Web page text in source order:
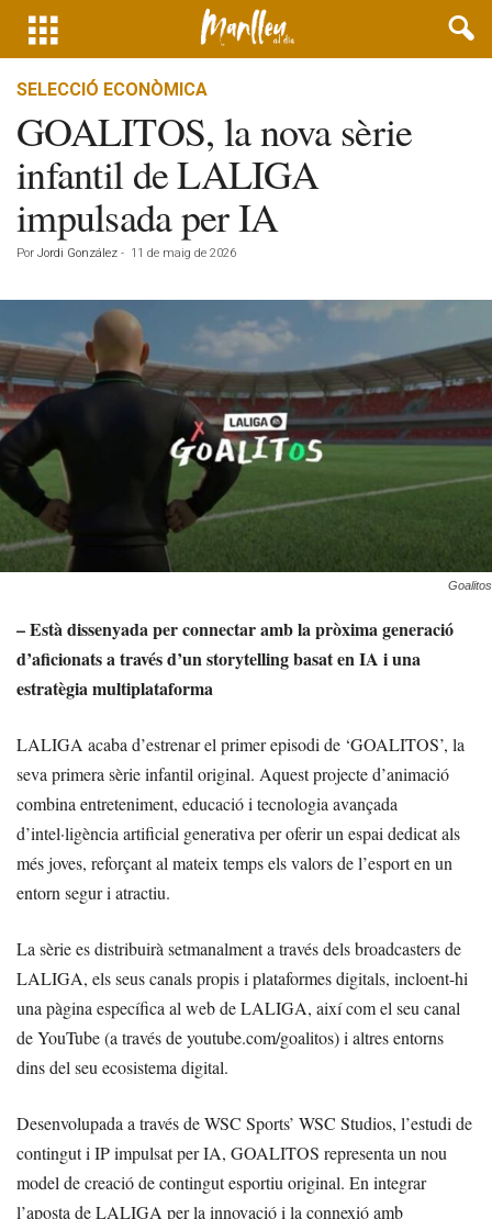
SELECCIÓ ECONÒMICA
GOALITOS, la nova sèrie
infantil de LALIGA
impulsada per IA
Por Jordi González - 11 de maig de 2026
Goalitos
– Està dissenyada per connectar amb la pròxima generació
d’aficionats a través d’un storytelling basat en IA i una
estratègia multiplataforma
LALIGA acaba d’estrenar el primer episodi de ‘GOALITOS’, la
seva primera sèrie infantil original. Aquest projecte d’animació
combina entreteniment, educació i tecnologia avançada
d’intel·ligència artificial generativa per oferir un espai dedicat als
més joves, reforçant al mateix temps els valors de l’esport en un
entorn segur i atractiu.
La sèrie es distribuirà setmanalment a través dels broadcasters de
LALIGA, els seus canals propis i plataformes digitals, incloent-hi
una pàgina específica al web de LALIGA, així com el seu canal
de YouTube (a través de youtube.com/goalitos) i altres entorns
dins del seu ecosistema digital.
Desenvolupada a través de WSC Sports’ WSC Studios, l’estudi de
contingut i IP impulsat per IA, GOALITOS representa un nou
model de creació de contingut esportiu original. En integrar
l’aposta de LALIGA per la innovació i la connexió amb